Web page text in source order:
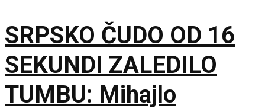
SRPSKO ČUDO OD 16
SEKUNDI ZALEDILO
TUMBU: Mihajlo